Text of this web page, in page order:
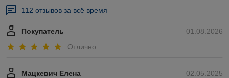
112 отзывов за всё время
01.08.2026
Покупатель
Отлично
02.05.2025
Мацкевич Елена